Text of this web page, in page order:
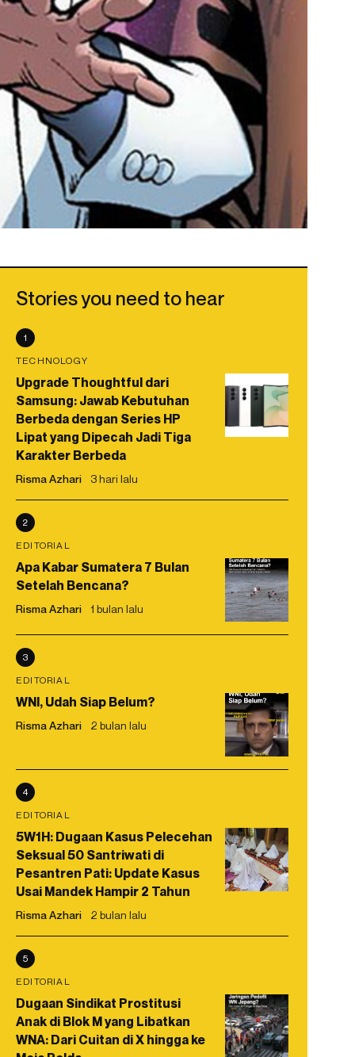
Stories you need to hear
1
TECHNOLOGY
Upgrade Thoughtful dari
Samsung: Jawab Kebutuhan
Berbeda dengan Series HP
Lipat yang Dipecah Jadi Tiga
Karakter Berbeda
Risma Azhari 3 hari lalu
2
EDITORIAL
Apa Kabar Sumatera 7 Bulan
Setelah Bencana?
Risma Azhari 1 bulan lalu
3
EDITORIAL
WNI, Udah Siap Belum?
Risma Azhari 2 bulan lalu
4
EDITORIAL
5W1H: Dugaan Kasus Pelecehan
Seksual 50 Santriwati di
Pesantren Pati: Update Kasus
Usai Mandek Hampir 2 Tahun
Risma Azhari 2 bulan lalu
5
EDITORIAL
Dugaan Sindikat Prostitusi
Anak di Blok M yang Libatkan
WNA: Dari Cuitan di X hingga ke